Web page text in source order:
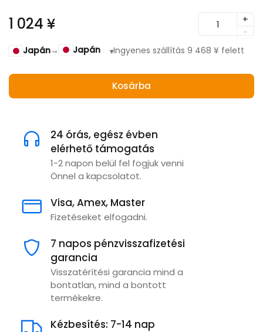
1 024 ¥
+
-
Japán→ Japán ▾Ingyenes szállítás 9 468 ¥ felett
Kosárba
24 órás, egész évben
elérhető támogatás
1-2 napon belül fel fogjuk venni
Önnel a kapcsolatot.
Visa, Amex, Master
Fizetéseket elfogadni.
7 napos pénzvisszafizetési
garancia
Visszatérítési garancia mind a
bontatlan, mind a bontott
termékekre.
Kézbesítés: 7-14 nap